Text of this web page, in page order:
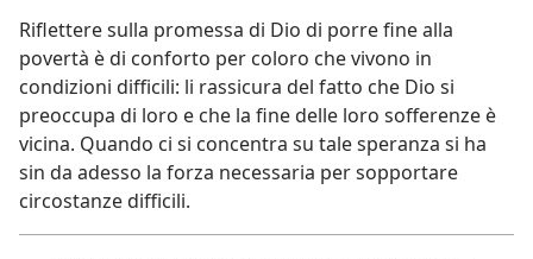
Riflettere sulla promessa di Dio di porre fine alla
povertà è di conforto per coloro che vivono in
condizioni difficili: li rassicura del fatto che Dio si
preoccupa di loro e che la fine delle loro sofferenze è
vicina. Quando ci si concentra su tale speranza si ha
sin da adesso la forza necessaria per sopportare
circostanze difficili.